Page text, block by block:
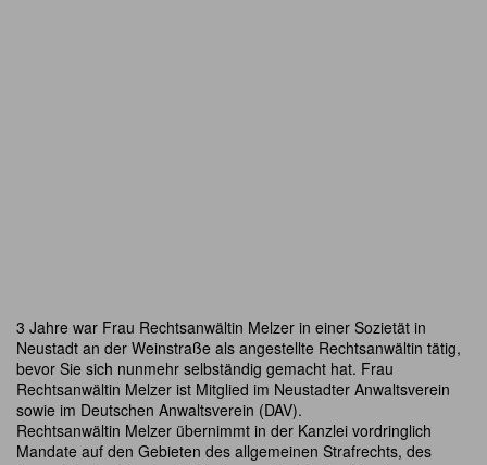
3 Jahre war Frau Rechtsanwältin Melzer in einer Sozietät in
Neustadt an der Weinstraße als angestellte Rechtsanwältin tätig,
bevor Sie sich nunmehr selbständig gemacht hat. Frau
Rechtsanwältin Melzer ist Mitglied im Neustadter Anwaltsverein
sowie im Deutschen Anwaltsverein (DAV).
Rechtsanwältin Melzer übernimmt in der Kanzlei vordringlich
Mandate auf den Gebieten des allgemeinen Strafrechts, des